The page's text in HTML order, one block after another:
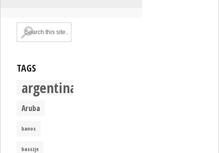
TAGS
argentina
Aruba
banos
basszje